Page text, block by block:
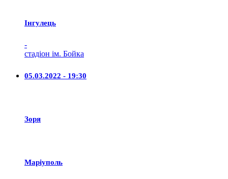
Iнгулець
-
стадіон ім. Бойка
05.03.2022 - 19:30
Зоря
Маріуполь